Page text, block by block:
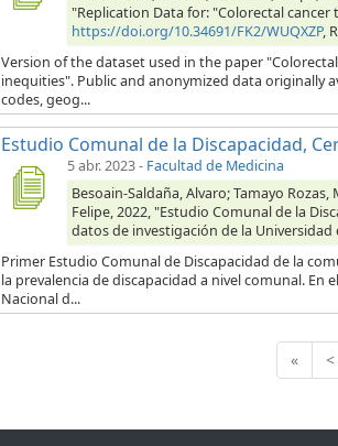
"Replication Data for: "Colorectal
https://doi.org/10.34691/FK2/WUQXZP,
Version of the dataset used in the paper
inequities". Public and anonymized data originally
codes, geog...
Estudio Comunal de la Discapacidad,
5 abr. 2023- Facultad de Medicina
Besoain-Saldaña, Alvaro; Tamayo
Felipe, 2022, "Estudio Comunal de la
datos de investigación de la Universidad
Primer Estudio Comunal de Discapacidad de la
la prevalencia de discapacidad a nivel comunal. En
Nacional d...
«